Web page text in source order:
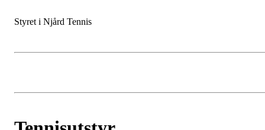
Styret i Njård Tennis